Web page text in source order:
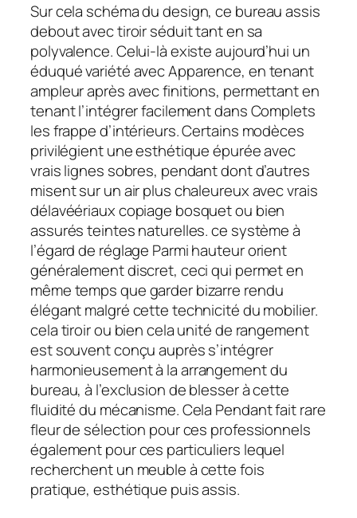
Sur cela schéma du design, ce bureau assis
debout avec tiroir séduit tant en sa
polyvalence. Celui-là existe aujourd’hui un
éduqué variété avec Apparence, en tenant
ampleur après avec finitions, permettant en
tenant l’intégrer facilement dans Complets
les frappe d’intérieurs. Certains modèces
privilégient une esthétique épurée avec
vrais lignes sobres, pendant dont d’autres
misent sur un air plus chaleureux avec vrais
délavéériaux copiage bosquet ou bien
assurés teintes naturelles. ce système à
l’égard de réglage Parmi hauteur orient
généralement discret, ceci qui permet en
même temps que garder bizarre rendu
élégant malgré cette technicité du mobilier.
cela tiroir ou bien cela unité de rangement
est souvent conçu auprès s’intégrer
harmonieusement à la arrangement du
bureau, à l’exclusion de blesser à cette
fluidité du mécanisme. Cela Pendant fait rare
fleur de sélection pour ces professionnels
également pour ces particuliers lequel
recherchent un meuble à cette fois
pratique, esthétique puis assis.